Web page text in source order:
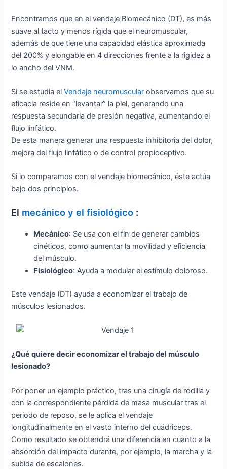
Encontramos que en el vendaje Biomecánico (DT), es más
suave al tacto y menos rígida que el neuromuscular,
además de que tiene una capacidad elástica aproximada
del 200% y elongable en 4 direcciones frente a la rigidez a
lo ancho del VNM.
Si se estudia elVendaje neuromuscular observamos que su
eficacia reside en “levantar” la piel, generando una
respuesta secundaria de presión negativa, aumentando el
flujo linfático.
De esta manera generar una respuesta inhibitoria del dolor,
mejora del flujo linfático o de control propioceptivo.
Si lo comparamos con el vendaje biomecánico, éste actúa
bajo dos principios.
El mecánico y el fisiológico :
Mecánico: Se usa con el fin de generar cambios
cinéticos, como aumentar la movilidad y eficiencia
del músculo.
Fisiológico: Ayuda a modular el estímulo doloroso.
Este vendaje (DT) ayuda a economizar el trabajo de
músculos lesionados.
¿Qué quiere decir economizar el trabajo del músculo
lesionado?
Por poner un ejemplo práctico, tras una cirugía de rodilla y
con la correspondiente pérdida de masa muscular tras el
periodo de reposo, se le aplica el vendaje
longitudinalmente en el vasto interno del cuádriceps.
Como resultado se obtendrá una diferencia en cuanto a la
absorción del impacto durante, por ejemplo, la marcha y la
subida de escalones.